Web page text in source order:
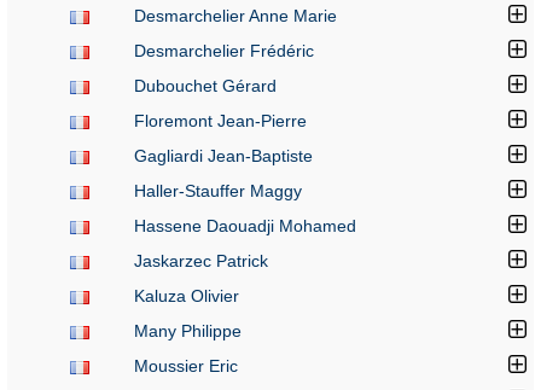
Desmarchelier Anne Marie
Desmarchelier Frédéric
Dubouchet Gérard
Floremont Jean-Pierre
Gagliardi Jean-Baptiste
Haller-Stauffer Maggy
Hassene Daouadji Mohamed
Jaskarzec Patrick
Kaluza Olivier
Many Philippe
Moussier Eric